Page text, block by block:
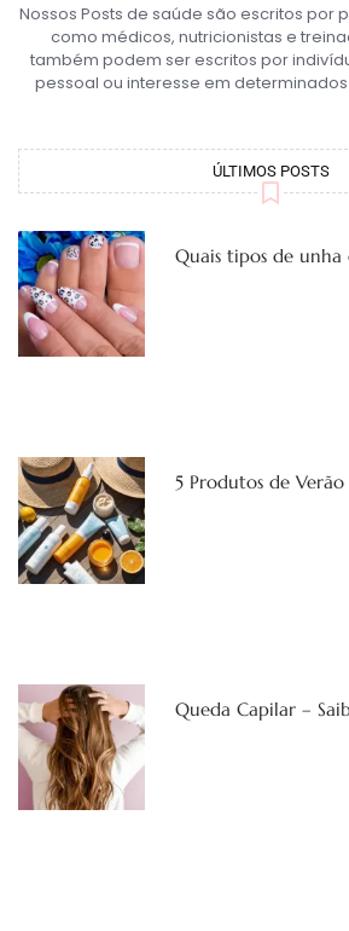
Nossos Posts de saúde são escritos por
como médicos, nutricionistas e
também podem ser escritos por
pessoal ou interesse em
ÚLTIMOS POSTS
Quais tipos de unha
5 Produtos de
Queda Capilar –